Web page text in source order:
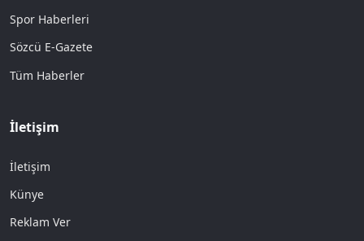
Spor Haberleri
Sözcü E-Gazete
Tüm Haberler
İletişim
İletişim
Künye
Reklam Ver